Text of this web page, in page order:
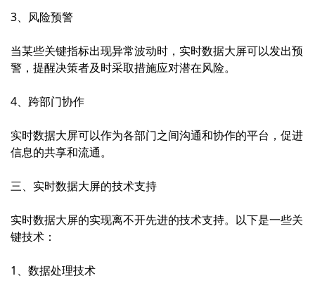
3、风险预警
当某些关键指标出现异常波动时，实时数据大屏可以发出预
警，提醒决策者及时采取措施应对潜在风险。
4、跨部门协作
实时数据大屏可以作为各部门之间沟通和协作的平台，促进
信息的共享和流通。
三、实时数据大屏的技术支持
实时数据大屏的实现离不开先进的技术支持。以下是一些关
键技术：
1、数据处理技术